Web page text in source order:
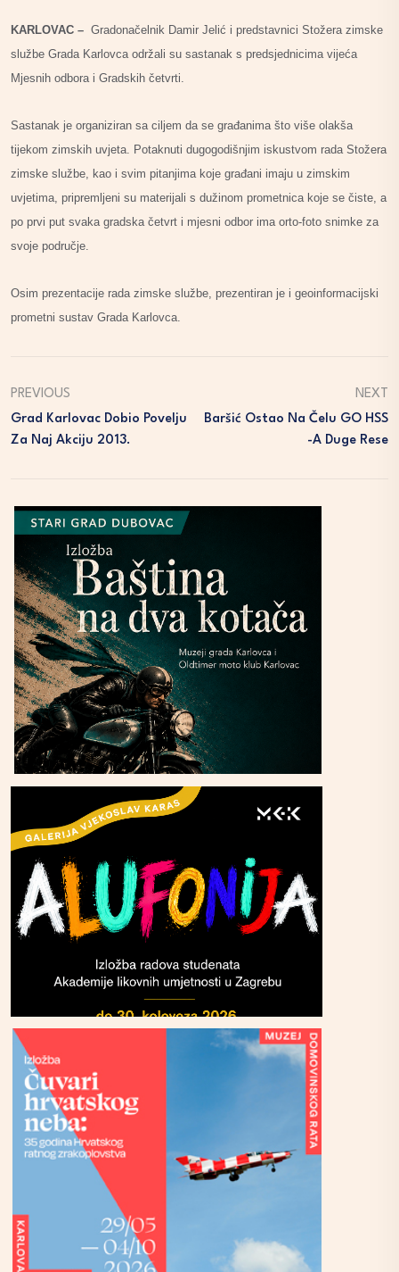
KARLOVAC – Gradonačelnik Damir Jelić i predstavnici Stožera zimske
službe Grada Karlovca održali su sastanak s predsjednicima vijeća
Mjesnih odbora i Gradskih četvrti.
Sastanak je organiziran sa ciljem da se građanima što više olakša
tijekom zimskih uvjeta. Potaknuti dugogodišnjim iskustvom rada Stožera
zimske službe, kao i svim pitanjima koje građani imaju u zimskim
uvjetima, pripremljeni su materijali s dužinom prometnica koje se čiste, a
po prvi put svaka gradska četvrt i mjesni odbor ima orto-foto snimke za
svoje područje.
Osim prezentacije rada zimske službe, prezentiran je i geoinformacijski
prometni sustav Grada Karlovca.
PREVIOUS
Grad Karlovac Dobio Povelju
Za Naj Akciju 2013.
NEXT
Baršić Ostao Na Čelu GO HSS
-a Duge Rese